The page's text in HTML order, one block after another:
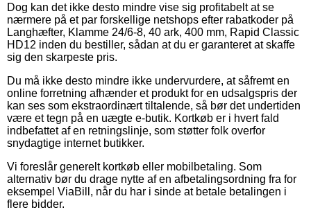
Dog kan det ikke desto mindre vise sig profitabelt at se
nærmere på et par forskellige netshops efter rabatkoder på
Langhæfter, Klamme 24/6-8, 40 ark, 400 mm, Rapid Classic
HD12 inden du bestiller, sådan at du er garanteret at skaffe
sig den skarpeste pris.
Du må ikke desto mindre ikke undervurdere, at såfremt en
online forretning afhænder et produkt for en udsalgspris der
kan ses som ekstraordinært tiltalende, så bør det undertiden
være et tegn på en uægte e-butik. Kortkøb er i hvert fald
indbefattet af en retningslinje, som støtter folk overfor
snydagtige internet butikker.
Vi foreslår generelt kortkøb eller mobilbetaling. Som
alternativ bør du drage nytte af en afbetalingsordning fra for
eksempel ViaBill, når du har i sinde at betale betalingen i
flere bidder.